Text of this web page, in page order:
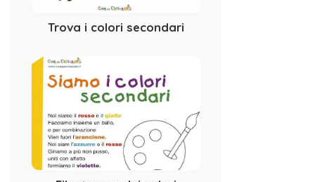
Trova i colori secondari